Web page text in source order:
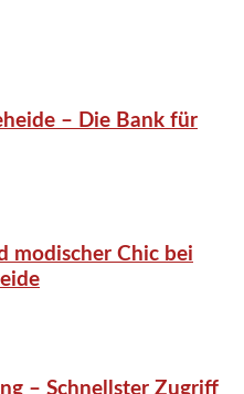
– Die Bank für
modischer Chic bei
– Schnellster Zugriff